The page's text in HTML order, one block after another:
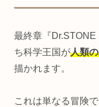
最終章『
ち科学王国が人類
描かれます。
これは単なる冒険